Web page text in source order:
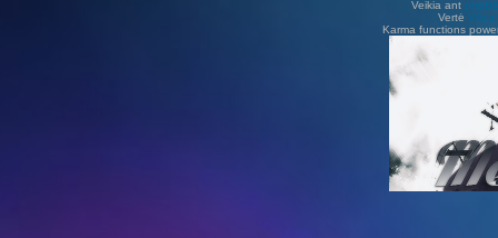
Veikia ant
Vertė Vilius
Karma functions